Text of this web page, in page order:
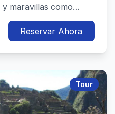
maravillas como
de ...
Reservar Ahora
Tour